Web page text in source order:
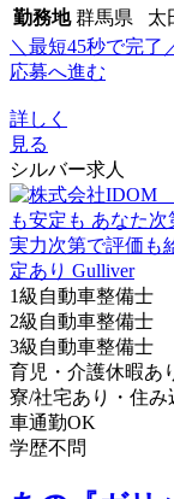
勤務地 群馬県 太
＼最短45秒で完了
応募へ進む
詳しく
見る
シルバー求人
1級自動車整備士
2級自動車整備士
3級自動車整備士
育児・介護休暇あ
寮/社宅あり・住み
車通勤OK
学歴不問